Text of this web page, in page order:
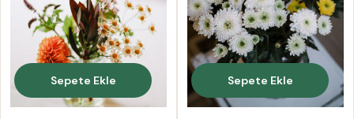
Sepete Ekle Sepete Ekle